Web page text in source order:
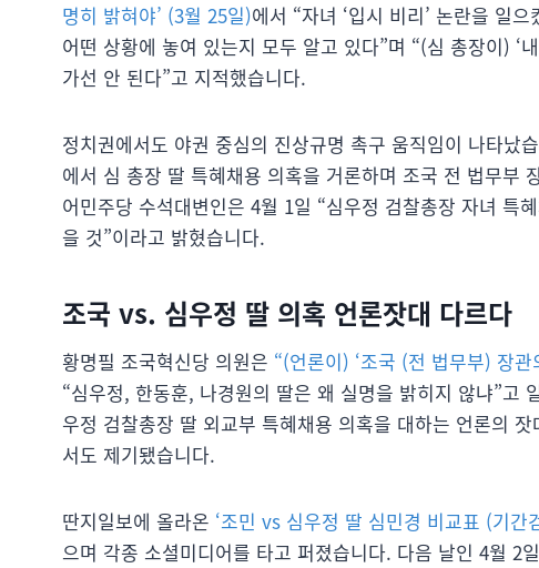
명히 밝혀야’ (3월 25일)에서 “자녀 ‘입시 비리’ 논란을 일
어떤 상황에 놓여 있는지 모두 알고 있다”며 “(심 총장이) ‘
가선 안 된다”고 지적했습니다.
정치권에서도 야권 중심의 진상규명 촉구 움직임이 나타났
에서 심 총장 딸 특혜채용 의혹을 거론하며 조국 전 법무부
어민주당 수석대변인은 4월 1일 “심우정 검찰총장 자녀 특
을 것”이라고 밝혔습니다.
조국 vs. 심우정 딸 의혹 언론잣대 다르다
황명필 조국혁신당 의원은 “(언론이) ‘조국 (전 법무부) 장
“심우정, 한동훈, 나경원의 딸은 왜 실명을 밝히지 않냐”고
우정 검찰총장 딸 외교부 특혜채용 의혹을 대하는 언론의
서도 제기됐습니다.
딴지일보에 올라온 ‘조민 vs 심우정 딸 심민경 비교표 (기
으며 각종 소셜미디어를 타고 퍼졌습니다. 다음 날인 4월 2